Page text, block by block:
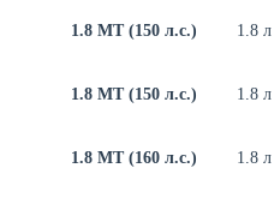
1.8 MT (150 л.с.) 1.8 л
1.8 MT (150 л.с.) 1.8 л
1.8 MT (160 л.с.) 1.8 л